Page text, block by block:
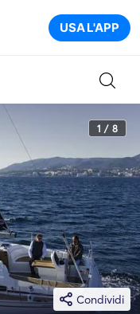
USA L'APP
1 / 8
Condividi